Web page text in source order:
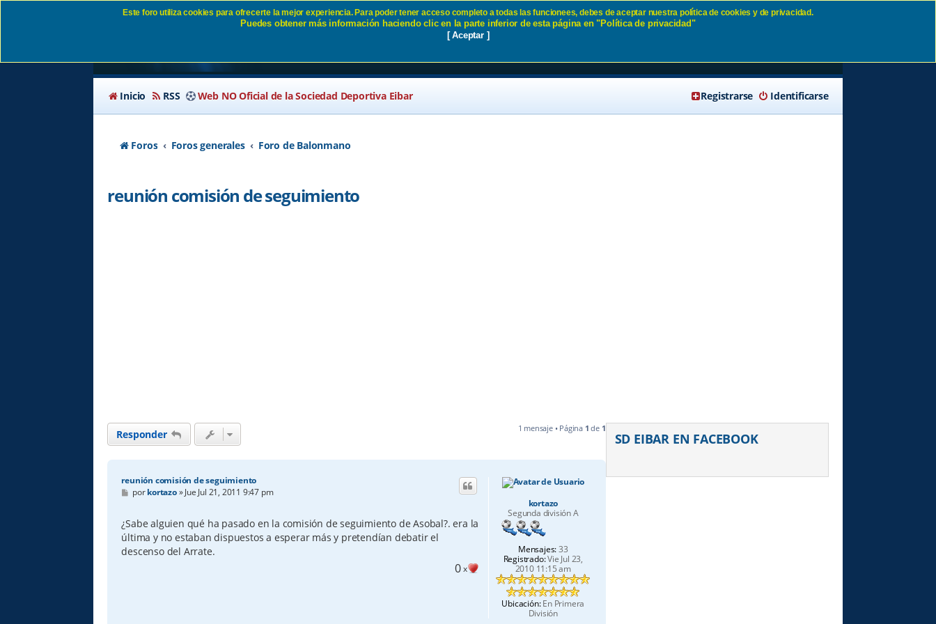
reunión comisión de seguimiento SD Eibar
Inicio RSS Web NO Oficial de la Sociedad Deportiva Eibar Identificarse
Registrarse
Foros Foros generales Foro de Balonmano
reunión comisión de seguimiento
Responder 1 mensaje • Página 1 de 1
kortazo
Segunda división A
Mensajes:33
Registrado:Vie Jul 23,
2010 11:15 am
Ubicación:En Primera
División
reunión comisión de seguimiento
M
e
s
a
j
e
porkortazo»Jue Jul 21, 2011 9:47 pm
¿Sabe alguien qué ha pasado en la comisión de seguimiento de Asobal?. era la
última y no estaban dispuestos a esperar más y pretendían debatir el
descenso del Arrate.
0x
SD EIBAR EN FACEBOOK
Este foro utiliza cookies para ofrecerte la mejor experiencia. Para poder tener acceso completo a todas las funcionees, debes de aceptar nuestra política de cookies y de privacidad.
Puedes obtener más información haciendo clic en la parte inferior de esta página en "Política de privacidad"
[ Aceptar ]